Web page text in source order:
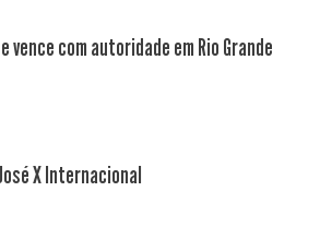
vence com autoridade em Rio Grande
José X Internacional